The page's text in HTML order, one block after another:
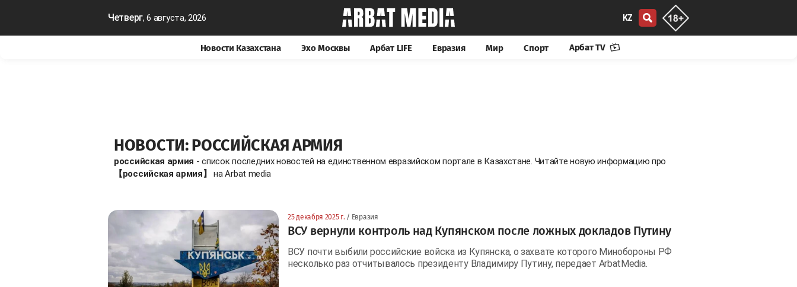
Четверг, 6 августа, 2026 KZ
Новости Казахстана Эхо Москвы Арбат LIFE Евразия Мир Спорт Арбат TV
НОВОСТИ: РОССИЙСКАЯ АРМИЯ
российская армия - список последних новостей на единственном евразийском портале в Казахстане. Читайте новую информацию про
【российская армия】
на Arbat media
25 декабря 2025 г. / Евразия
ВСУ вернули контроль над Купянском после ложных докладов Путину
ВСУ почти выбили российские войска из Купянска, о захвате которого Минобороны РФ
несколько раз отчитывалось президенту Владимиру Путину, передает ArbatMedia.